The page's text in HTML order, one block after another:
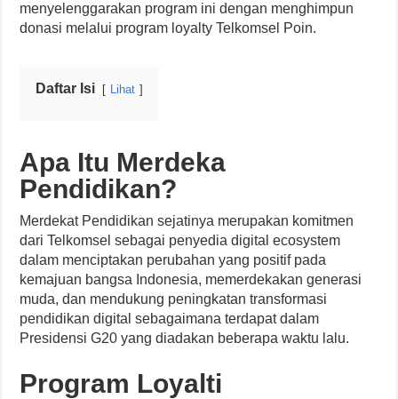
menyelenggarakan program ini dengan menghimpun
donasi melalui program loyalty Telkomsel Poin.
Daftar Isi Lihat
Apa Itu Merdeka
Pendidikan?
Merdekat Pendidikan sejatinya merupakan komitmen
dari Telkomsel sebagai penyedia digital ecosystem
dalam menciptakan perubahan yang positif pada
kemajuan bangsa Indonesia, memerdekakan generasi
muda, dan mendukung peningkatan transformasi
pendidikan digital sebagaimana terdapat dalam
Presidensi G20 yang diadakan beberapa waktu lalu.
Program Loyalti